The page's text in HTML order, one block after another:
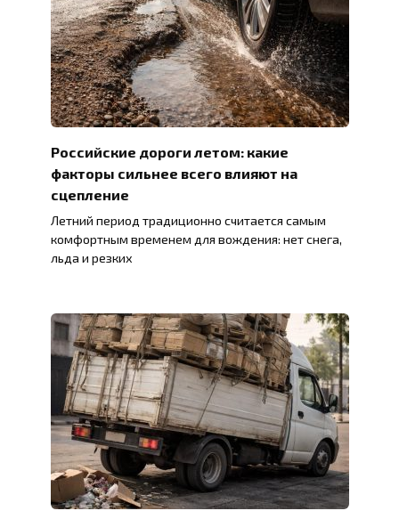
Российские дороги летом: какие
факторы сильнее всего влияют на
сцепление
Летний период традиционно считается самым
комфортным временем для вождения: нет снега,
льда и резких